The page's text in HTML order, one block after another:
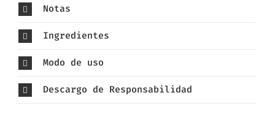
Notas
Ingredientes
Modo de uso
Descargo de Responsabilidad